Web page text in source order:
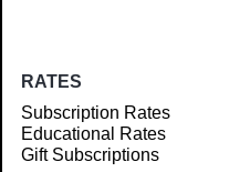
RATES
Subscription Rates
Educational Rates
Gift Subscriptions